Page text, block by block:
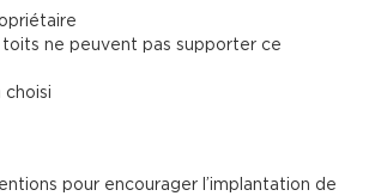
ne peuvent pas supporter ce
pour encourager l’implantation de